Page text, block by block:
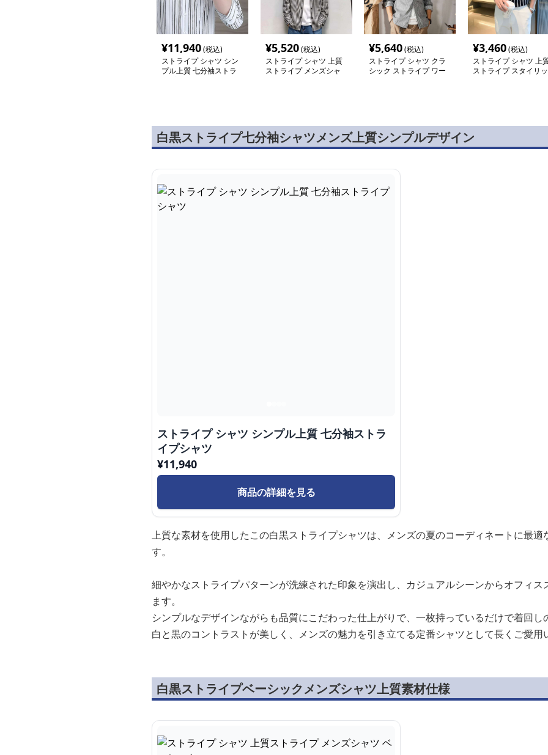
¥11,940(税込)
ストライプ シャツ シン
プル上質 七分袖ストラ
¥5,520(税込)
ストライプ シャツ 上質
ストライプ メンズシャ
¥5,640(税込)
ストライプ シャツ クラ
シック ストライプ ワー
¥3,460(税込)
ストライプ シャツ 上
ストライプ スタイリッ
白黒ストライプ七分袖シャツメンズ上質シンプルデザイン
ストライプ シャツ シンプル上質 七分袖ストラ
イプシャツ
¥11,940
商品の詳細を見る
上質な素材を使用したこの白黒ストライプシャツは、メンズの夏のコーディネートに最
す。
細やかなストライプパターンが洗練された印象を演出し、カジュアルシーンからオフィス
ます。
シンプルなデザインながらも品質にこだわった仕上がりで、一枚持っているだけで着回し
白と黒のコントラストが美しく、メンズの魅力を引き立てる定番シャツとして長くご愛用
白黒ストライプベーシックメンズシャツ上質素材仕様